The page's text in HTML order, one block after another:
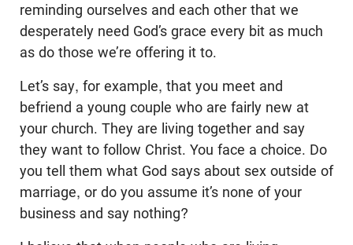
reminding ourselves and each other that we
desperately need God’s grace every bit as much
as do those we’re offering it to.
Let’s say, for example, that you meet and
befriend a young couple who are fairly new at
your church. They are living together and say
they want to follow Christ. You face a choice. Do
you tell them what God says about sex outside of
marriage, or do you assume it’s none of your
business and say nothing?